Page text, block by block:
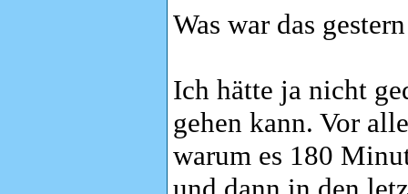
Was war das
Ich hätte ja nicht
gehen kann. Vor
warum es 180